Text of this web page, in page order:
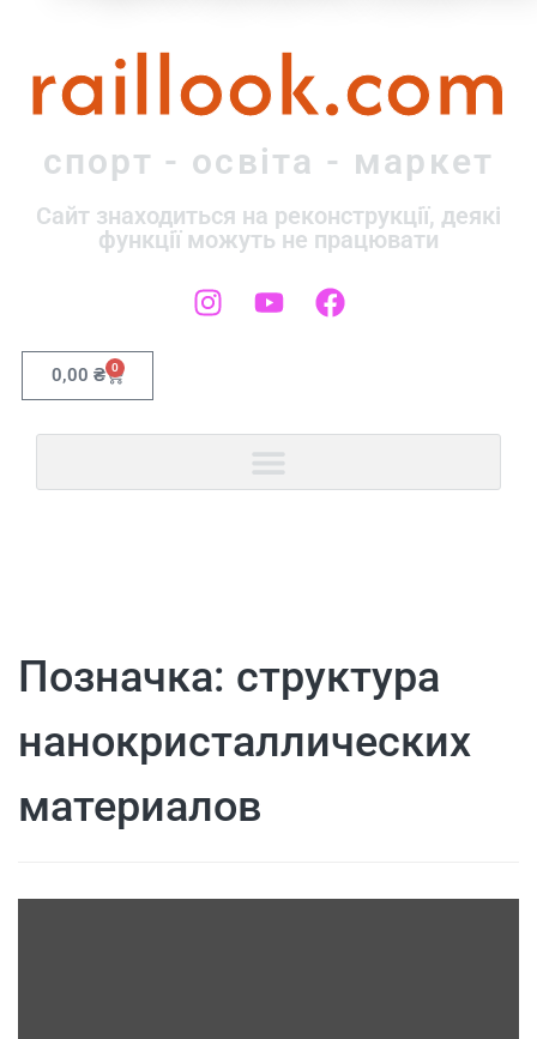
raillook.com
спорт - освіта - маркет
Сайт знаходиться на реконструкції, деякі
функції можуть не працювати
0,00 ₴ 0
Позначка: структура
нанокристаллических
материалов